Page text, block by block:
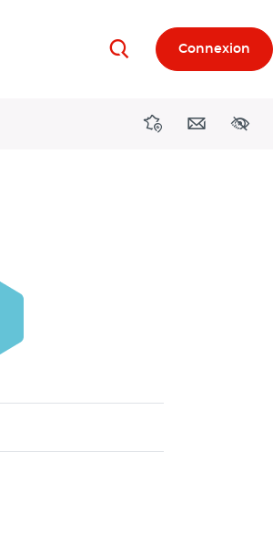
RechercherConnexion
DirectionsContact